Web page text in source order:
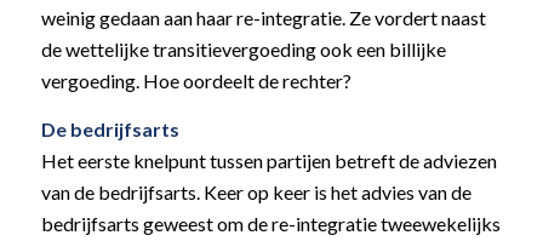
weinig gedaan aan haar re-integratie. Ze vordert naast
de wettelijke transitievergoeding ook een billijke
vergoeding. Hoe oordeelt de rechter?
De bedrijfsarts
Het eerste knelpunt tussen partijen betreft de adviezen
van de bedrijfsarts. Keer op keer is het advies van de
bedrijfsarts geweest om de re-integratie tweewekelijks